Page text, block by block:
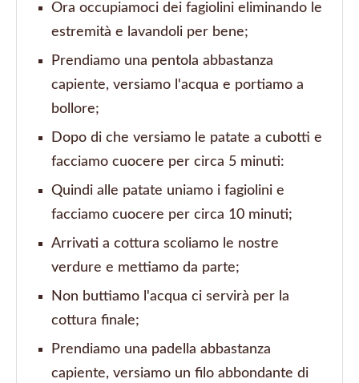
Ora occupiamoci dei fagiolini eliminando le
estremità e lavandoli per bene;
Prendiamo una pentola abbastanza
capiente, versiamo l'acqua e portiamo a
bollore;
Dopo di che versiamo le patate a cubotti e
facciamo cuocere per circa 5 minuti:
Quindi alle patate uniamo i fagiolini e
facciamo cuocere per circa 10 minuti;
Arrivati a cottura scoliamo le nostre
verdure e mettiamo da parte;
Non buttiamo l'acqua ci servirà per la
cottura finale;
Prendiamo una padella abbastanza
capiente, versiamo un filo abbondante di